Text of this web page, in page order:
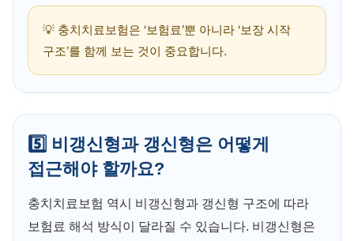
💡 충치치료보험은 ‘보험료’뿐 아니라 ‘보장 시작
구조’를 함께 보는 것이 중요합니다.
5️⃣ 비갱신형과 갱신형은 어떻게
접근해야 할까요?
충치치료보험 역시 비갱신형과 갱신형 구조에 따라
보험료 해석 방식이 달라질 수 있습니다. 비갱신형은